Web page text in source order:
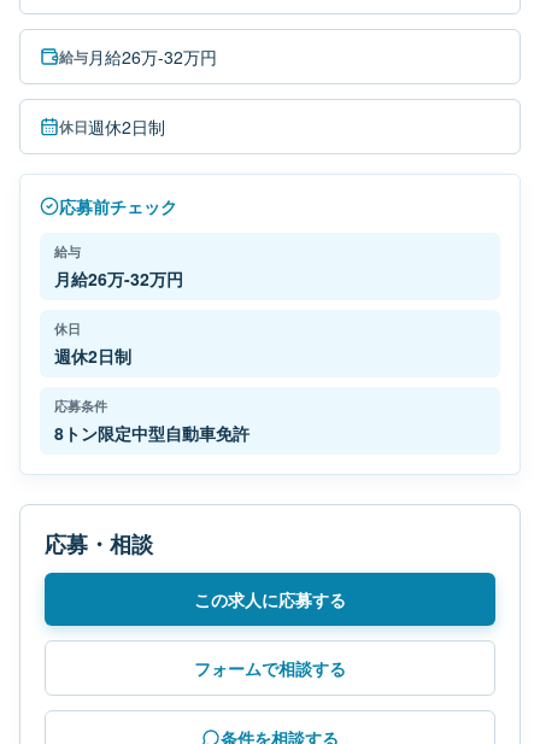
給与月給26万-32万円
休日週休2日制
応募前チェック
給与
月給26万-32万円
休日
週休2日制
応募条件
8トン限定中型自動車免許
応募・相談
この求人に応募する
フォームで相談する
条件を相談する